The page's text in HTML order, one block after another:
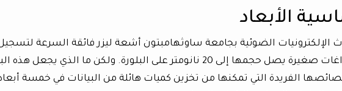
الأبعاد
الإلكترونيات الضوئية بجامعة ساوثهامبتون أشعة ليزر فائقة السرعة
بيانات الجينوم البشري في فراغات صغيرة يصل حجمها إلى 20 نانومتر على البلورة. ولكن ما الذي يجعل
الفريدة التي تمكنها من تخزين كميات هائلة من البيانات في خمسة